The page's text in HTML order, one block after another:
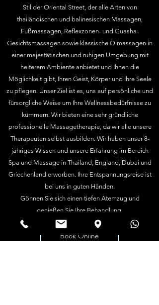
Stil der Oriental Street, der alle Arten von
thailändischen und balinesischen Massagen,
Fußmassagen, Reflexzonen- und Guasha-
Gesichtsmassagen sowie klassische Ölmassagen in
einer majestätischen und ruhigen Umgebung mit
heiterem Ambiente anbietet und Ihnen die
Möglichkeit gibt, Ihren Geist, Körper und Ihre Seele
zu pflegen. Unser Ziel ist es, uns auf persönliche und
fürsorgliche Weise um Ihre Wellnessbedürfnisse zu
kümmern. Wir bieten eine sehr gründliche
professionelle Massagetherapie, da wir alle unsere
Therapeuten selbst ausbilden. Wir haben unser 8-
jähriges Wissen und unsere Erfahrung im Bereich
Spa und Massage in Thailand, England, Dubai und
Griechenland erworben. Ihre Entspannungsreise ist
bei uns in guten Händen.
Gönnen Sie sich einen tiefen Atemzug und
genießen Sie Ihre Behandlung.
Book Online